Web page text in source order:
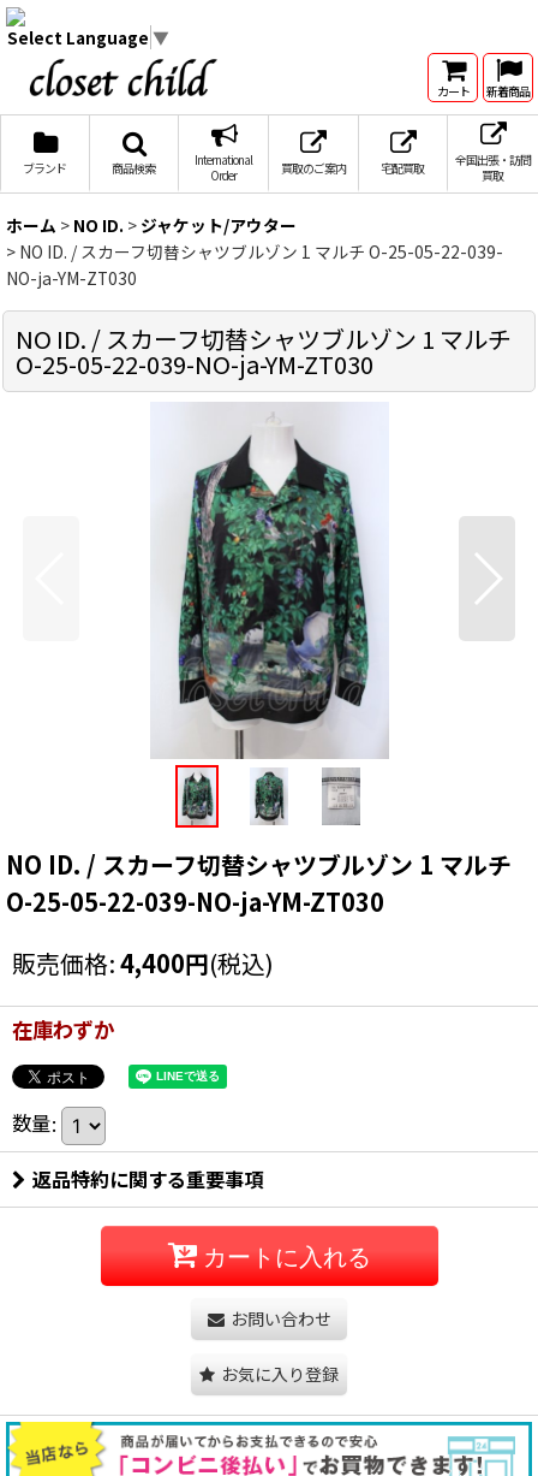
Select Language ▼
カート 新着商品
ブランド 商品検索
International
Order
買取のご案内 宅配買取
全国出張・訪問
買取
ホーム > NO ID. > ジャケット/アウター
> NO ID. / スカーフ切替シャツブルゾン 1 マルチ O-25-05-22-039-
NO-ja-YM-ZT030
NO ID. / スカーフ切替シャツブルゾン 1 マルチ
O-25-05-22-039-NO-ja-YM-ZT030
NO ID. / スカーフ切替シャツブルゾン 1 マルチ
O-25-05-22-039-NO-ja-YM-ZT030
販売価格:4,400円(税込)
在庫わずか
数量:
返品特約に関する重要事項
カートに入れる
お問い合わせ
お気に入り登録